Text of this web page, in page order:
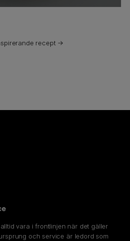
recept →
vara i frontlinjen när det gäller
och service är ledord som